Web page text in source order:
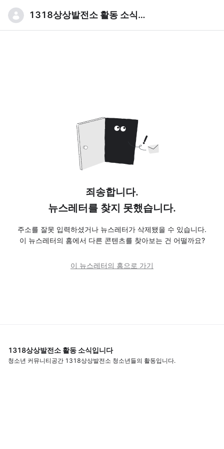
1318상상발전소 활동 소식입니다
죄송합니다.
뉴스레터를 찾지 못했습니다.
주소를 잘못 입력하셨거나 뉴스레터가 삭제됐을 수 있습니다.
이 뉴스레터의 홈에서 다른 콘텐츠를 찾아보는 건 어떨까요?
이 뉴스레터의 홈으로 가기
1318상상발전소 활동 소식입니다
청소년 커뮤니티공간 1318상상발전소 청소년들의 활동입니다.